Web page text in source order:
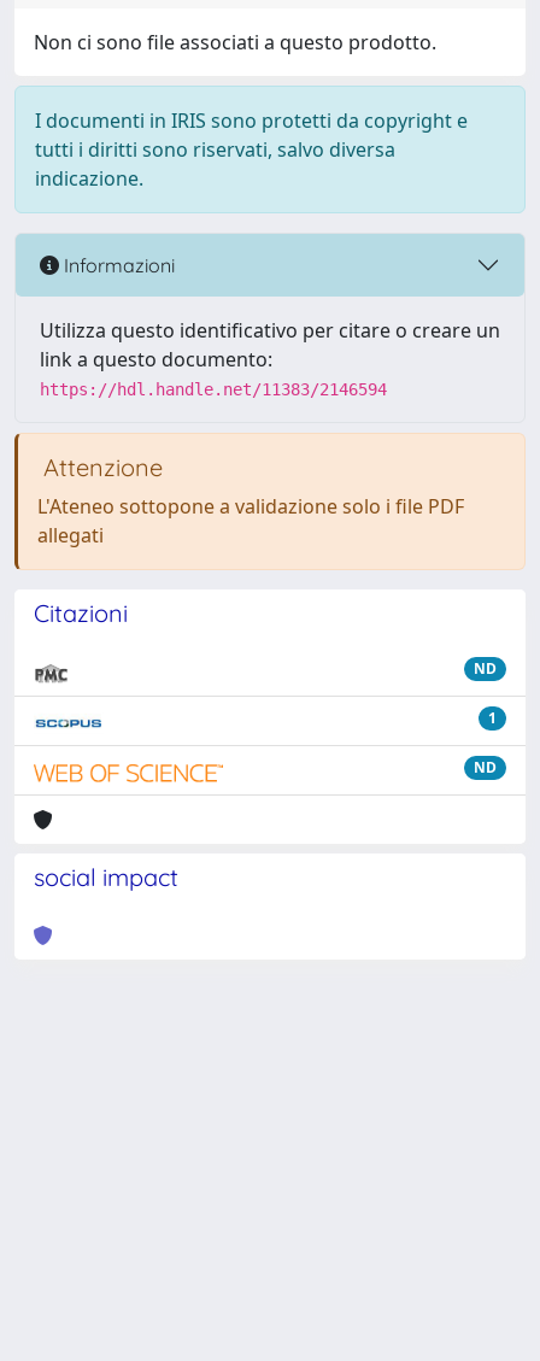
Non ci sono file associati a questo prodotto.
I documenti in IRIS sono protetti da copyright e
tutti i diritti sono riservati, salvo diversa
indicazione.
Informazioni
Utilizza questo identificativo per citare o creare un
link a questo documento:
https://hdl.handle.net/11383/2146594
Attenzione
L'Ateneo sottopone a validazione solo i file PDF
allegati
Citazioni
ND
1
ND
social impact